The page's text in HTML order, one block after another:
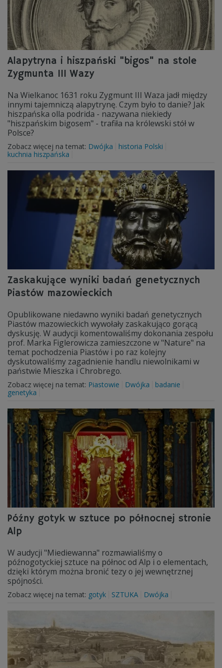
Alapytryna i hiszpański "bigos" na stole
Zygmunta III Wazy
Na Wielkanoc 1631 roku Zygmunt III Waza jadł między
innymi tajemniczą alapytrynę. Czym było to danie? Jak
hiszpańska olla podrida - nazywana niekiedy
"hiszpańskim bigosem" - trafiła na królewski stół w
Polsce?
Zobacz więcej na temat: Dwójka
historia Polski
kuchnia hiszpańska
Zaskakujące wyniki badań genetycznych
Piastów mazowieckich
Opublikowane niedawno wyniki badań genetycznych
Piastów mazowieckich wywołały zaskakująco gorącą
dyskusję. W audycji komentowaliśmy dokonania zespołu
prof. Marka Figlerowicza zamieszczone w "Nature" na
temat pochodzenia Piastów i po raz kolejny
dyskutowaliśmy zagadnienie handlu niewolnikami w
państwie Mieszka i Chrobrego.
Zobacz więcej na temat: Piastowie Dwójka
badanie
genetyka
Późny gotyk w sztuce po północnej stronie
Alp
W audycji "Miediewanna" rozmawialiśmy o
późnogotyckiej sztuce na północ od Alp i o elementach,
dzięki którym można bronić tezy o jej wewnętrznej
spójności.
Zobacz więcej na temat: gotyk SZTUKA Dwójka